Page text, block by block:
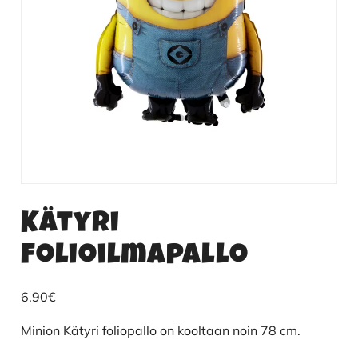
Kätyri
folioilmapallo
6.90€
Minion Kätyri foliopallo on kooltaan noin 78 cm.